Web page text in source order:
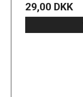
29,00 DKK